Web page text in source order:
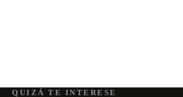
QUIZÁ TE INTERESE